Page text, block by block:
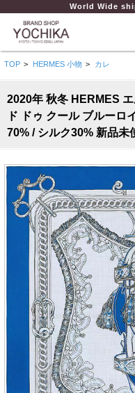
World Wide
TOP > HERMES 小物 > カレ
2020年 秋冬 HERMES
ド ドゥ クール ブルーロ
70% / シルク30% 新品未